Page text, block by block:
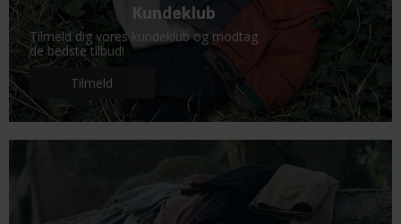
Kundeklub
Tilmeld dig vores kundeklub og modtag
de bedste tilbud!
Tilmeld